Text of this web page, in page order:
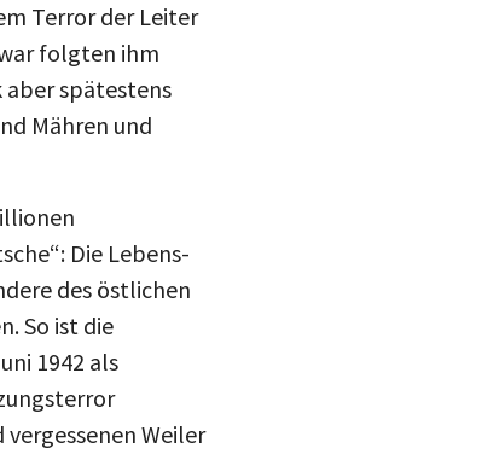
Terror der Leiter
folgten ihm
spätestens
Mähren und
Die Lebens-
des östlichen
So ist die
1942 als
Weiler